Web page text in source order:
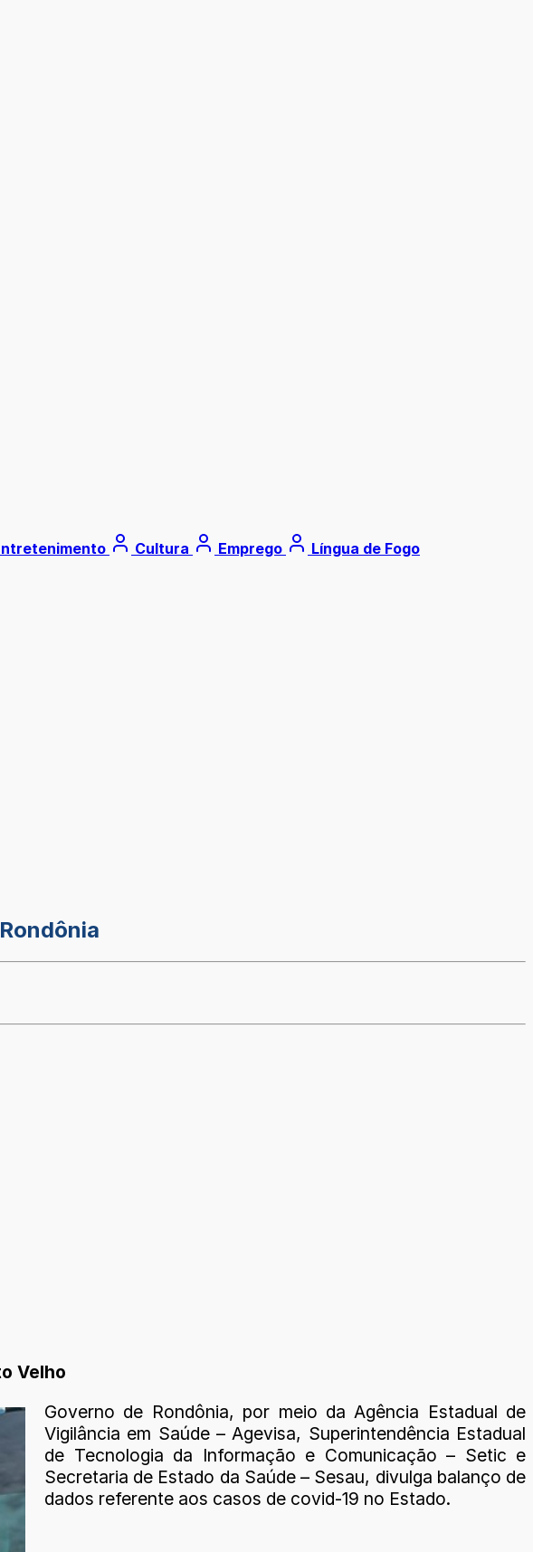
Cultura Emprego Língua de Fogo
Velho
Governo de Rondônia, por meio da Agência Estadual de
Vigilância em Saúde – Agevisa, Superintendência Estadual
de Tecnologia da Informação e Comunicação – Setic e
Secretaria de Estado da Saúde – Sesau, divulga balanço de
dados referente aos casos de covid-19 no Estado.